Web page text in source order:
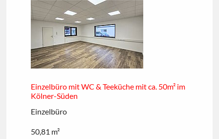
Einzelbüro mit WC & Teeküche mit ca. 50m² im
Kölner-Süden
Einzelbüro
50,81 m²